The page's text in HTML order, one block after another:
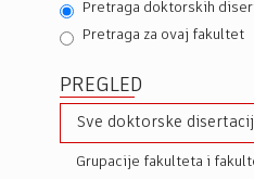
Pretraga doktorskih
Pretraga za ovaj fakultet
PREGLED
Sve doktorske
Grupacije fakulteta i